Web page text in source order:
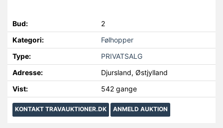
Bud:
2
Kategori:
Følhopper
Type:
PRIVATSALG
Adresse:
Djursland, Østjylland
Vist:
542 gange
KONTAKT TRAVAUKTIONER.DK ANMELD AUKTION